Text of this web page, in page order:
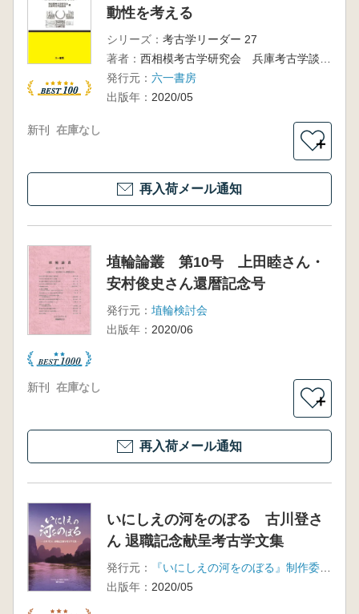
動性を考える
シリーズ： 考古学リーダー 27
著者：
発行元： 六一書房
出版年： 2020/05
新刊 在庫なし
＋
再入荷メール通知
埴輪論叢 第10号 上田睦さん・
安村俊史さん還暦記念号
発行元： 埴輪検討会
出版年： 2020/06
新刊 在庫なし
＋
再入荷メール通知
いにしえの河をのぼる 古川登さ
ん 退職記念献呈考古学文集
発行元：
『いにしえの河をのぼる』制作委員会
出版年： 2020/05